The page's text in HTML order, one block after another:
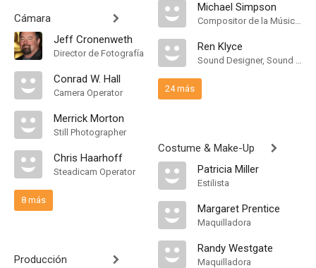
Cámara
Jeff Cronenweth
Director de Fotografía
Conrad W. Hall
Camera Operator
Merrick Morton
Still Photographer
Chris Haarhoff
Steadicam Operator
8 más
Producción
Michael Simpson
Compositor de la Música Original
Ren Klyce
Sound Designer, Sound Editor
24 más
Costume & Make-Up
Patricia Miller
Estilista
Margaret Prentice
Maquilladora
Randy Westgate
Maquilladora